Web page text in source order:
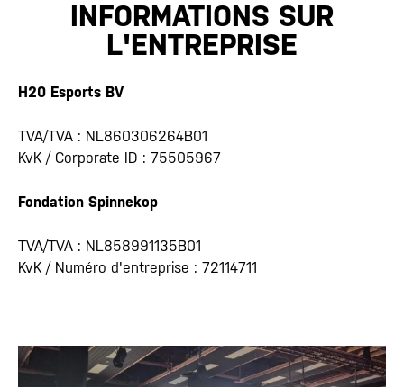
INFORMATIONS SUR
L'ENTREPRISE
H20 Esports BV
TVA/TVA : NL860306264B01
KvK / Corporate ID : 75505967
Fondation Spinnekop
TVA/TVA : NL858991135B01
KvK / Numéro d'entreprise : 72114711